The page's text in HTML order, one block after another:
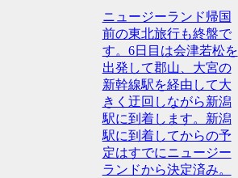
ニュージーランド帰国
前の東北旅行も終盤で
す。6日目は会津若松を
出発して郡山、大宮の
新幹線駅を経由して大
きく迂回しながら新潟
駅に到着します。新潟
駅に到着してからの予
定はすでにニュージー
ランドから決定済み。